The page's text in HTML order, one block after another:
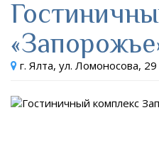
г. Ялта, ул. Ломоносова, 29